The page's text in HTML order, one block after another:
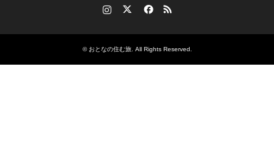
RSS
© おとなの住む旅. All Rights Reserved.